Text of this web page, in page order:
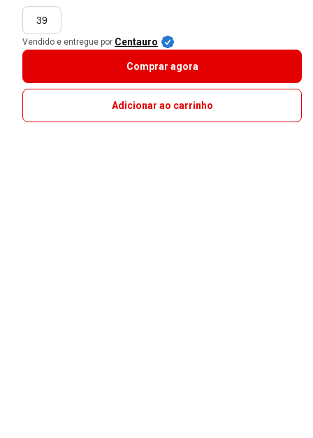
39
Vendido e entregue por Centauro
Comprar agora
Adicionar ao carrinho